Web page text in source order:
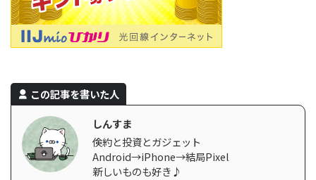
この記事を書いた人
しんすま
倹約と投資とガジェット
Android→iPhone→結局Pixel
新しいものも好き♪